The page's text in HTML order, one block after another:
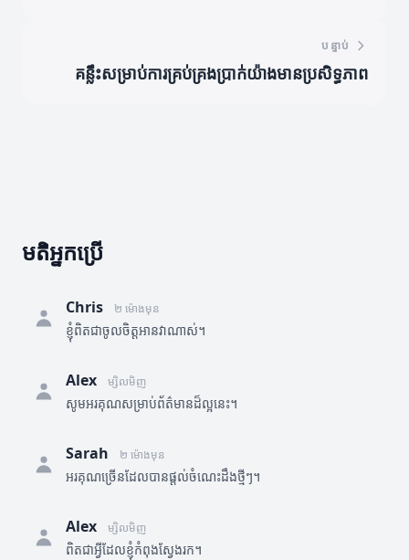
បន្ទាប់
គន្លឹះសម្រាប់ការគ្រប់គ្រងប្រាក់យ៉ាងមានប្រសិទ្ធភាព
មតិអ្នកប្រើ
Chris ២ ម៉ោងមុន
ខ្ញុំពិតជាចូលចិត្តអានវាណាស់។
Alex ម្សិលមិញ
សូមអរគុណសម្រាប់ព័ត៌មានដ៏ល្អនេះ។
Sarah ២ ម៉ោងមុន
អរគុណច្រើនដែលបានផ្តល់ចំណេះដឹងថ្មីៗ។
Alex ម្សិលមិញ
ពិតជាអ្វីដែលខ្ញុំកំពុងស្វែងរក។